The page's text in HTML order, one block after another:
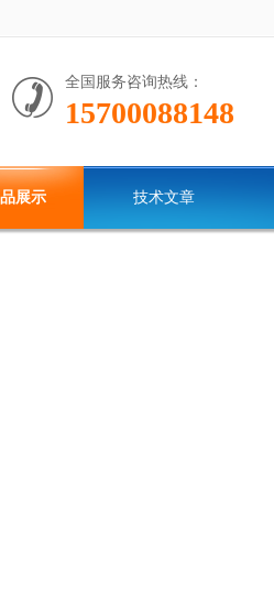
全国服务咨询热线：
15700088148
展示 技术文章